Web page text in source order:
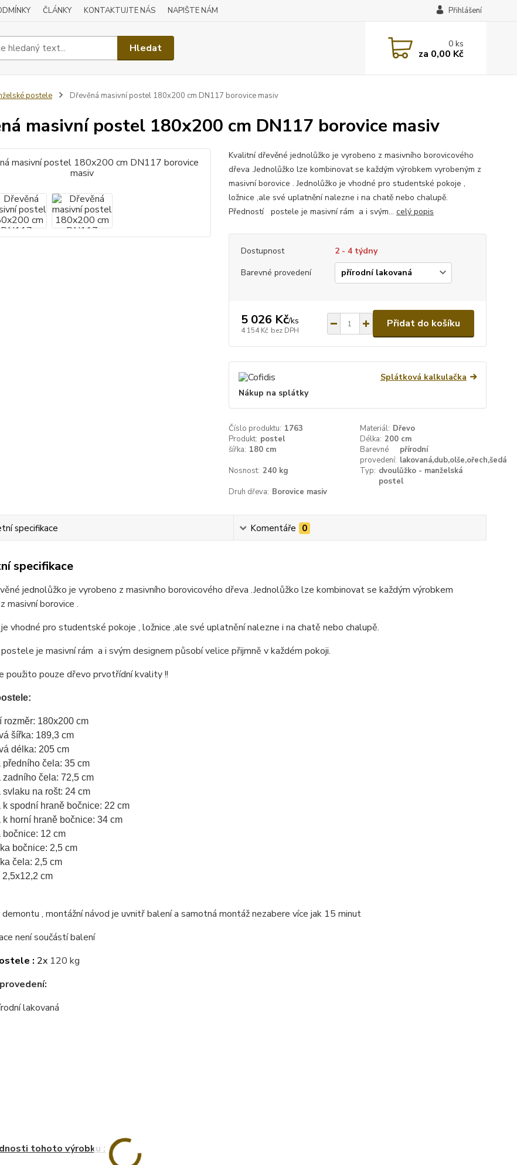
ČLÁNKY KONTAKTUJTE NÁS NAPIŠTE NÁM Přihlášení
Hledat 0ks
za 0,00 Kč
postele Dřevěná masivní postel 180x200 cm DN117 borovice masiv
masivní postel 180x200 cm DN117 borovice masiv
Kvalitní dřevěné jednolůžko je vyrobeno z masivního borovicového
dřeva .Jednolůžko lze kombinovat se každým výrobkem vyrobeným z
masivní borovice . Jednolůžko je vhodné pro studentské pokoje ,
ložnice ,ale své uplatnění nalezne i na chatě nebo chalupě.
Předností postele je masivní rám a i svým... celý popis
Dostupnost
2 - 4 týdny
Barevné provedení
5 026 Kč/ks
4 154 Kč bez DPH
Přidat do košíku
Splátková kalkulačka
Nákup na splátky
Číslo produktu: 1763 Materiál: Dřevo
Produkt: postel Délka: 200 cm
šířka: 180 cm
Barevné
provedení:
přírodní
lakovaná,dub,olše,ořech,šedá
Nosnost: 240 kg Typ: dvoulůžko - manželská
postel
Druh dřeva: Borovice masiv
specifikace Komentáře 0
specifikace
jednolůžko je vyrobeno z masivního borovicového dřeva .Jednolůžko lze kombinovat se každým výrobkem
masivní borovice .
vhodné pro studentské pokoje , ložnice ,ale své uplatnění nalezne i na chatě nebo chalupě.
je masivní rám a i svým designem působí velice přijmně v každém pokoji.
použito pouze dřevo prvotřídní kvality !!
rozměr: 180x200 cm
šířka: 189,3 cm
délka: 205 cm
předního čela: 35 cm
zadního čela: 72,5 cm
svlaku na rošt: 24 cm
k spodní hraně bočnice: 22 cm
k horní hraně bočnice: 34 cm
bočnice: 12 cm
bočnice: 2,5 cm
čela: 2,5 cm
2,5x12,2 cm
, montážní návod je uvnitř balení a samotná montáž nezabere více jak 15 minut
není součástí balení
: 2x 120 kg
lakovaná
tohoto výrobku :